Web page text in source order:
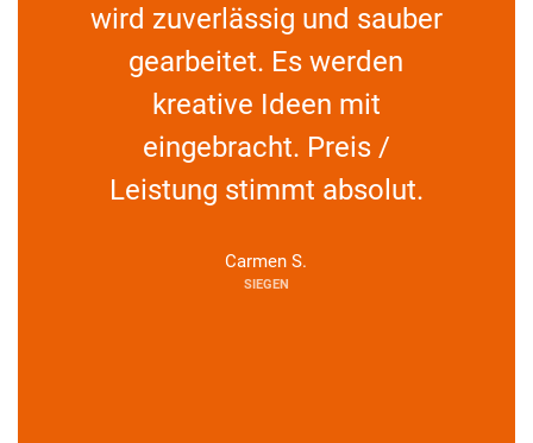
wird zuverlässig und sauber
gearbeitet. Es werden
kreative Ideen mit
eingebracht. Preis /
Leistung stimmt absolut.
Carmen S.
SIEGEN